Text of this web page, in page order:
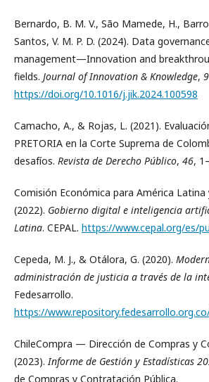
Bernardo, B. M. V., São Mamede, H.,
Santos, V. M. P. D. (2024). Data
management—Innovation and
fields. Journal of Innovation & Knowledge, 9
https://doi.org/10.1016/j.jik.2024.100598
Camacho, A., & Rojas, L. (2021).
PRETORIA en la Corte Suprema de
desafíos. Revista de Derecho Público, 46,
Comisión Económica para América Latina
(2022). Gobierno digital e inteligencia
Latina. CEPAL. https://www.cepal.org/es/
Cepeda, M. J., & Otálora, G. (2020).
administración de justicia a través de la
Fedesarrollo.
https://
ChileCompra — Dirección de Compras y
(2023).Informe de Gestión y Estadísticas
de Compras y Contratación Pública.